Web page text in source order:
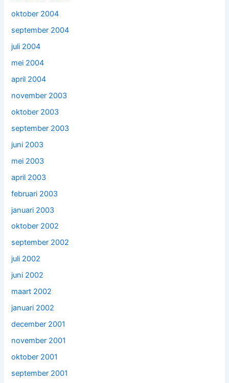
oktober 2004
september 2004
juli 2004
mei 2004
april 2004
november 2003
oktober 2003
september 2003
juni 2003
mei 2003
april 2003
februari 2003
januari 2003
oktober 2002
september 2002
juli 2002
juni 2002
maart 2002
januari 2002
december 2001
november 2001
oktober 2001
september 2001